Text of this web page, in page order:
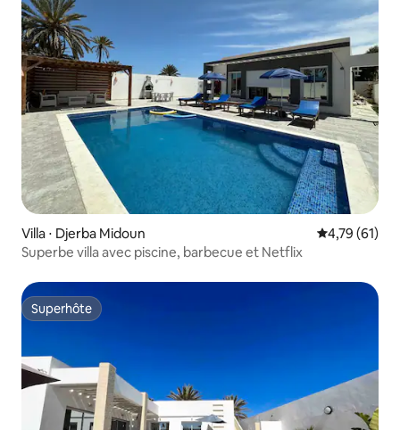
Villa ⋅ Djerba Midoun Évaluation
4,79 (61)
Superbe villa avec piscine, barbecue et Netflix
Superhôte
Superhôte